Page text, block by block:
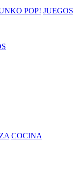
POP! JUEGOS
COCINA